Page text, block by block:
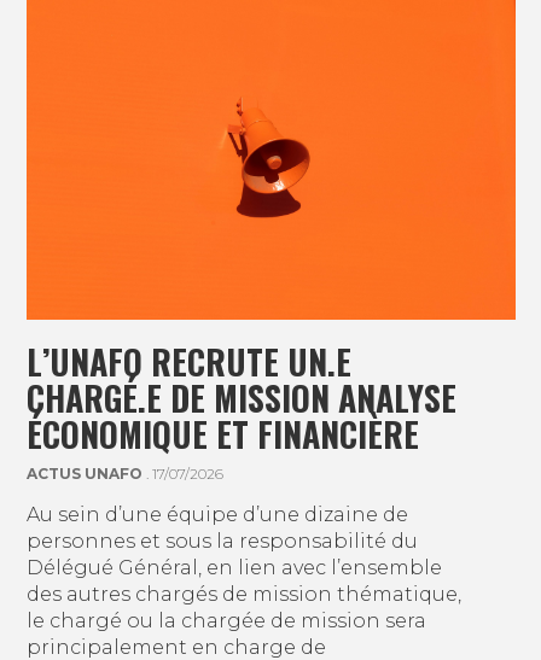
L’UNAFO RECRUTE UN.E
CHARGÉ.E DE MISSION ANALYSE
ÉCONOMIQUE ET FINANCIÈRE
ACTUS UNAFO . 17/07/2026
Au sein d’une équipe d’une dizaine de
personnes et sous la responsabilité du
Délégué Général, en lien avec l’ensemble
des autres chargés de mission thématique,
le chargé ou la chargée de mission sera
principalement en charge de